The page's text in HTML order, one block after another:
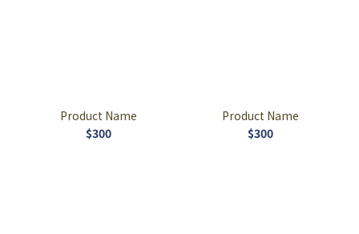
Product Name
$300
Product Name
$300